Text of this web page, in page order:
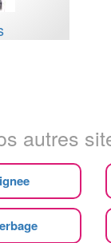
autres